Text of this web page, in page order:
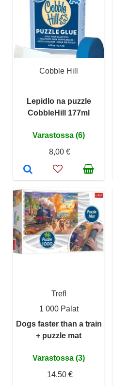
Cobble Hill
Lepidlo na puzzle
CobbleHill 177ml
Varastossa (6)
8,00 €
Trefl
1 000 Palat
Dogs faster than a train
+ puzzle mat
Varastossa (3)
14,50 €